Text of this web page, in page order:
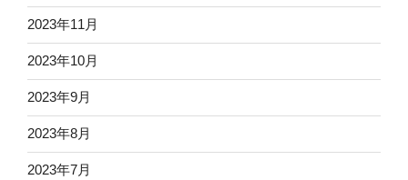
2023年11月
2023年10月
2023年9月
2023年8月
2023年7月